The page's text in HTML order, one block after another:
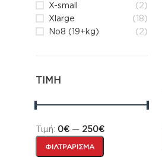
X-small
(2)
Xlarge
(18)
Νο8 (19+kg)
(2)
ΤΙΜΉ
ΦΙΛΤΡΆΡΙΣΜΑ
Τιμή: 0€ — 250€